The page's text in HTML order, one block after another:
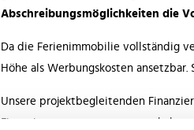
Abschreibungsmöglichkeiten die
Da die Ferienimmobilie vollständig
Höhe als Werbungskosten
Unsere projektbegleitenden
Finanzierungen vorgenommen